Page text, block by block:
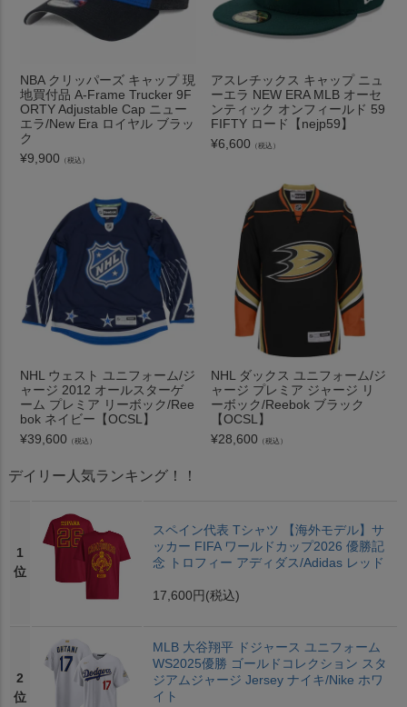
NBA クリッパーズ キャップ 現
地買付品 A-Frame Trucker 9F
ORTY Adjustable Cap ニュー
エラ/New Era ロイヤル ブラッ
ク
¥9,900 （税込）
アスレチックス キャップ ニュ
ーエラ NEW ERA MLB オーセ
ンティック オンフィールド 59
FIFTY ロード【nejp59】
¥6,600 （税込）
NHL ウェスト ユニフォーム/ジ
ャージ 2012 オールスターゲ
ーム プレミア リーボック/Ree
bok ネイビー【OCSL】
¥39,600 （税込）
NHL ダックス ユニフォーム/ジ
ャージ プレミア ジャージ リ
ーボック/Reebok ブラック
【OCSL】
¥28,600 （税込）
デイリー人気ランキング！！
1
位
スペイン代表 Tシャツ 【海外モデル】サ
ッカー FIFA ワールドカップ2026 優勝記
念 トロフィー アディダス/Adidas レッド
17,600円 (税込)
2
位
MLB 大谷翔平 ドジャース ユニフォーム
WS2025優勝 ゴールドコレクション スタ
ジアムジャージ Jersey ナイキ/Nike ホワ
イト